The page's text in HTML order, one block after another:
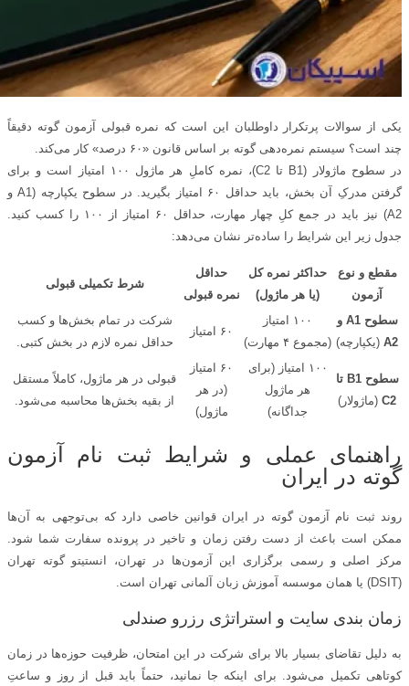
یکی از سوالات پرتکرار داوطلبان این است که نمره قبولی آزمون گوته دقیقاً
چند است؟ سیستم نمره‌دهی گوته بر اساس قانون «۶۰ درصد» کار می‌کند.
در سطوح ماژولار (B1 تا C2)، نمره کاملِ هر ماژول ۱۰۰ امتیاز است و برای
گرفتن مدرکِ آن بخش، باید حداقل ۶۰ امتیاز بگیرید. در سطوح یکپارچه (A1 و
A2) نیز باید در جمع کلِ چهار مهارت، حداقل ۶۰ امتیاز از ۱۰۰ را کسب کنید.
جدول زیر این شرایط را ساده‌تر نشان می‌دهد:
مقطع و نوع
آزمون
حداکثر نمره کل
(یا هر ماژول)
حداقل
نمره قبولی
شرط تکمیلی قبولی
سطوحA1 و
A2 (یکپارچه)
۱۰۰ امتیاز
(مجموع ۴ مهارت)
۶۰ امتیاز
شرکت در تمام بخش‌ها و کسب
حداقل نمره لازم در بخش کتبی.
سطوحB1 تا
C2 (ماژولار)
۱۰۰ امتیاز (برای
هر ماژول
جداگانه)
۶۰ امتیاز
(در هر
ماژول)
قبولی در هر ماژول، کاملاً مستقل
از بقیه بخش‌ها محاسبه می‌شود.
راهنمای عملی و شرایط ثبت نام آزمون
گوته در ایران
روند ثبت نام آزمون گوته در ایران قوانین خاصی دارد که بی‌توجهی به آن‌ها
ممکن است باعث از دست رفتن زمان و تاخیر در پرونده سفارت شما شود.
مرکز اصلی و رسمی برگزاری این آزمون‌ها در تهران، انستیتو گوته تهران
(DSIT) یا همان موسسه آموزش زبان آلمانی تهران است.
زمان‌ بندی سایت و استراتژی رزرو صندلی
به دلیل تقاضای بسیار بالا برای شرکت در این امتحان، ظرفیت حوزه‌ها در زمان
کوتاهی تکمیل می‌شود. برای اینکه جا نمانید، حتماً باید قبل از روز و ساعتِ